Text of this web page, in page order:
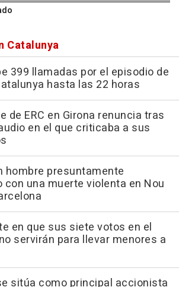
Catalunya
399 llamadas por el episodio de
hasta las 22 horas
de ERC en Girona renuncia tras
en el que criticaba a sus
hombre presuntamente
con una muerte violenta en Nou
en que sus siete votos en el
servirán para llevar menores a
sitúa como principal accionista